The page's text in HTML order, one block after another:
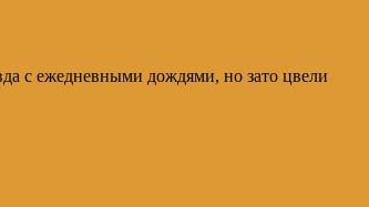
с ежедневными дождями, но зато цвели